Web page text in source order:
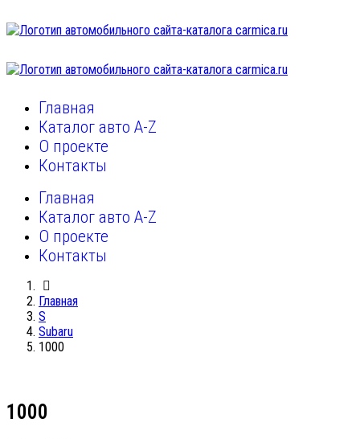
Главная
Каталог авто A-Z
О проекте
Контакты
Главная
Каталог авто A-Z
О проекте
Контакты
Главная
S
Subaru
1000
1000